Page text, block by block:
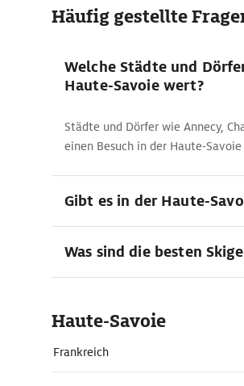
Häufig gestellte
Welche Städte und
Haute-Savoie wert?
Städte und Dörfer wie Annecy,
einen Besuch in der Haute-
Gibt es in der Haute-
Was sind die besten
Haute-Savoie
Frankreich